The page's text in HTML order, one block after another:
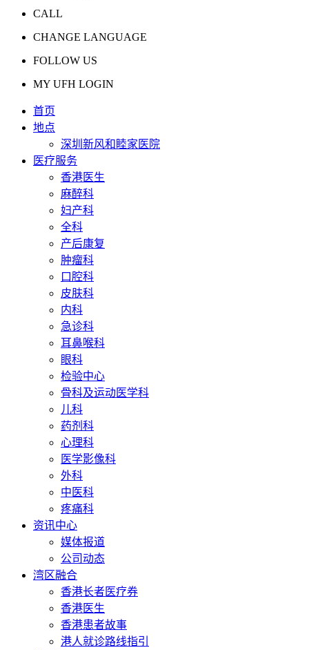
CALL
CHANGE LANGUAGE
FOLLOW US
MY UFH LOGIN
首页
地点
深圳新风和睦家医院
医疗服务
香港医生
麻醉科
妇产科
全科
产后康复
肿瘤科
口腔科
皮肤科
内科
急诊科
耳鼻喉科
眼科
检验中心
骨科及运动医学科
儿科
药剂科
心理科
医学影像科
外科
中医科
疼痛科
资讯中心
媒体报道
公司动态
湾区融合
香港长者医疗券
香港医生
香港患者故事
港人就诊路线指引